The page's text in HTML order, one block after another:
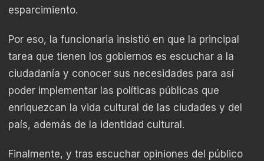
esparcimiento.
Por eso, la funcionaria insistió en que la principal
tarea que tienen los gobiernos es escuchar a la
ciudadanía y conocer sus necesidades para así
poder implementar las políticas públicas que
enriquezcan la vida cultural de las ciudades y del
país, además de la identidad cultural.
Finalmente, y tras escuchar opiniones del público